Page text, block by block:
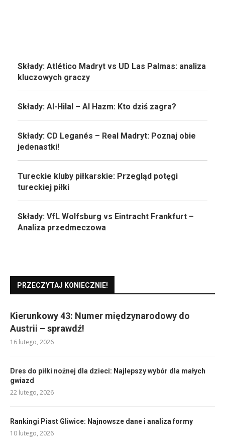
Składy: Atlético Madryt vs UD Las Palmas: analiza
kluczowych graczy
Składy: Al-Hilal – Al Hazm: Kto dziś zagra?
Składy: CD Leganés – Real Madryt: Poznaj obie
jedenastki!
Tureckie kluby piłkarskie: Przegląd potęgi
tureckiej piłki
Składy: VfL Wolfsburg vs Eintracht Frankfurt –
Analiza przedmeczowa
PRZECZYTAJ KONIECZNIE!
Kierunkowy 43: Numer międzynarodowy do
Austrii – sprawdź!
16 lutego, 2026
Dres do piłki nożnej dla dzieci: Najlepszy wybór dla małych
gwiazd
22 lutego, 2026
Rankingi Piast Gliwice: Najnowsze dane i analiza formy
10 lutego, 2026